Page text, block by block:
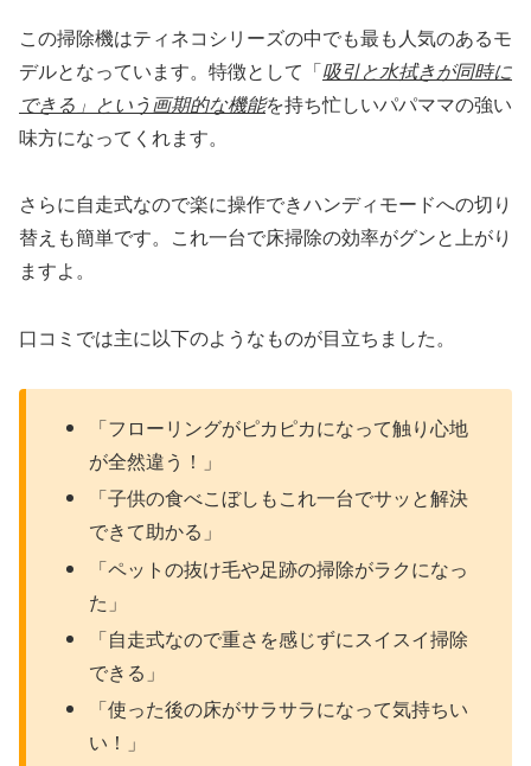
この掃除機はティネコシリーズの中でも最も人気のあるモ
デルとなっています。特徴として「吸引と水拭きが同時に
できる」という画期的な機能を持ち忙しいパパママの強い
味方になってくれます。
さらに自走式なので楽に操作できハンディモードへの切り
替えも簡単です。これ一台で床掃除の効率がグンと上がり
ますよ。
口コミでは主に以下のようなものが目立ちました。
「フローリングがピカピカになって触り心地
が全然違う！」
「子供の食べこぼしもこれ一台でサッと解決
できて助かる」
「ペットの抜け毛や足跡の掃除がラクになっ
た」
「自走式なので重さを感じずにスイスイ掃除
できる」
「使った後の床がサラサラになって気持ちい
い！」